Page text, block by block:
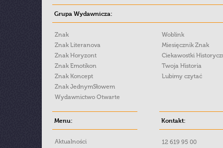
Grupa Wydawnicza:
Znak
Znak Literanova
Znak Horyzont
Znak Emotikon
Znak Koncept
Znak JednymSłowem
Wydawnictwo Otwarte
Woblink
Miesięcznik Znak
Ciekawostki
Twoja Historia
Lubimy czytać
Menu:
Aktualności
Kontakt:
12 619 95 00